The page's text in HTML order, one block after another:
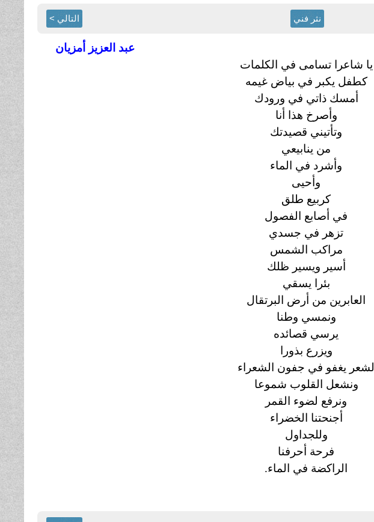
نثر فني التالي >
عبد العزيز أمزيان
يا شاعرا
تسامى في الكلمات
كطفل يكبر في بياض غيمه
أمسك ذاتي في ورودك
وأصرخ هذا أنا
وتأتيني قصيدتك
من ينابيعي
وأشرد في الماء
وأحيى
كربيع طلق
في أصابع الفصول
تزهر في جسدي
مراكب الشمس
أسير ويسير ظلك
بئرا يسقي
العابرين من أرض البرتقال
ونمسي وطنا
يرسي قصائده
ويزرع بذورا
لشعر يغفو في جفون الشعراء
ونشعل القلوب شموعا
ونرفع لضوء القمر
أجنحتنا الخضراء
وللجداول
فرحة أحرفنا
الراكضة في الماء.